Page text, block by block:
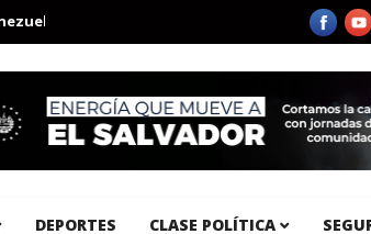
Aeropuerto Internacional del Pacífico registra
DEPORTES CLASE POLÍTICA